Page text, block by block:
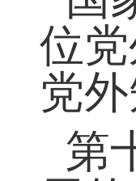
学
知
国